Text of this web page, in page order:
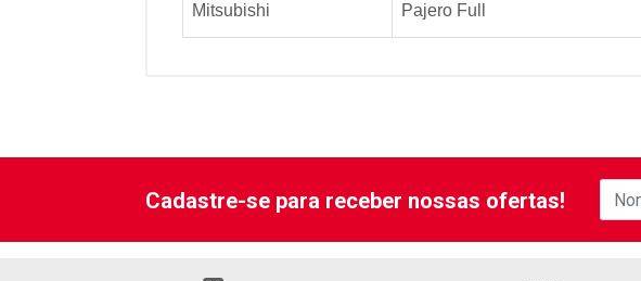
Mitsubishi Pajero Full
Cadastre-se para receber nossas ofertas!